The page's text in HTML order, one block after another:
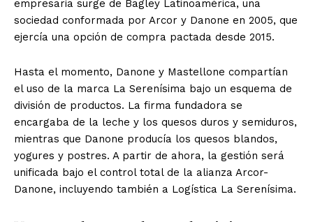
empresaria surge de Bagley Latinoamérica, una
sociedad conformada por Arcor y Danone en 2005, que
ejercía una opción de compra pactada desde 2015.
Hasta el momento, Danone y Mastellone compartían
el uso de la marca La Serenísima bajo un esquema de
división de productos. La firma fundadora se
encargaba de la leche y los quesos duros y semiduros,
mientras que Danone producía los quesos blandos,
yogures y postres. A partir de ahora, la gestión será
unificada bajo el control total de la alianza Arcor-
Danone, incluyendo también a Logística La Serenísima.